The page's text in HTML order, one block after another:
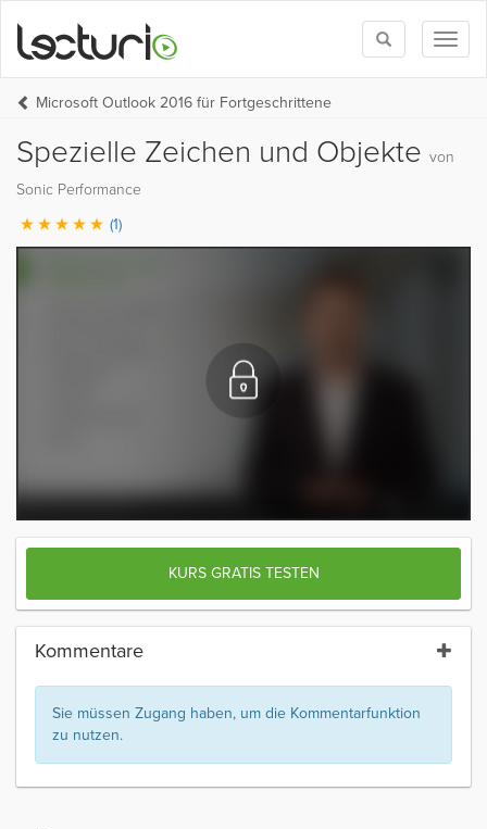
Toggle
search
Microsoft Outlook 2016 für Fortgeschrittene
Spezielle Zeichen und Objekte von
Sonic Performance
(1)
KURS GRATIS TESTEN
Kommentare
Sie müssen Zugang haben, um die Kommentarfunktion
zu nutzen.